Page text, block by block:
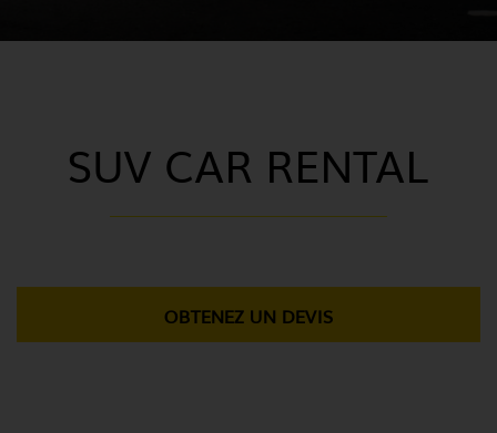
SUV CAR RENTAL
OBTENEZ UN DEVIS